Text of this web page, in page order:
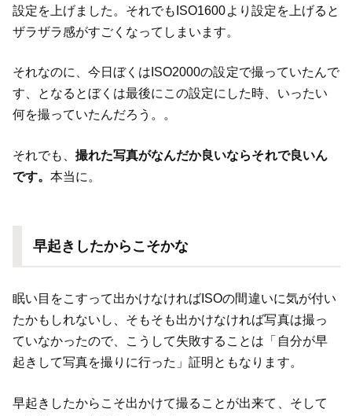
設定を上げました。それでもISO1600より設定を上げると
ザラザラ感がすごくなってしまいます。
それなのに、今日ぼくはISO2000の設定で撮っていたんで
す、となるとぼくは最後にこの設定にした時、いったい
何を撮っていたんだろう。。
それでも、 撮れた写真がなんだか良いならそれで良いん
です。 本当に。
早起きしたからこそかな
眠い目をこすって出かけなければISOの間違いに気が付い
たかもしれないし、そもそも出かけなければ写真は撮っ
ていなかったので、こうして失敗することは「自分が早
起きして写真を撮りに行った」証明ともなります。
早起きしたからこそ出かけて撮ることが出来て、そして